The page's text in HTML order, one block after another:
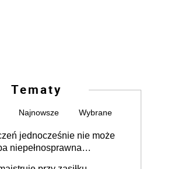
Tematy
Najnowsze Wybrane
jednocześnie nie może
niepełnosprawna